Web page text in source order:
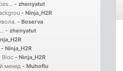
- zhenyatut
- Ninja_H2R
- Boserva
- zhenyatut
- Ninja_H2R
Bloc - Ninja_H2R
менед - Muhoflu